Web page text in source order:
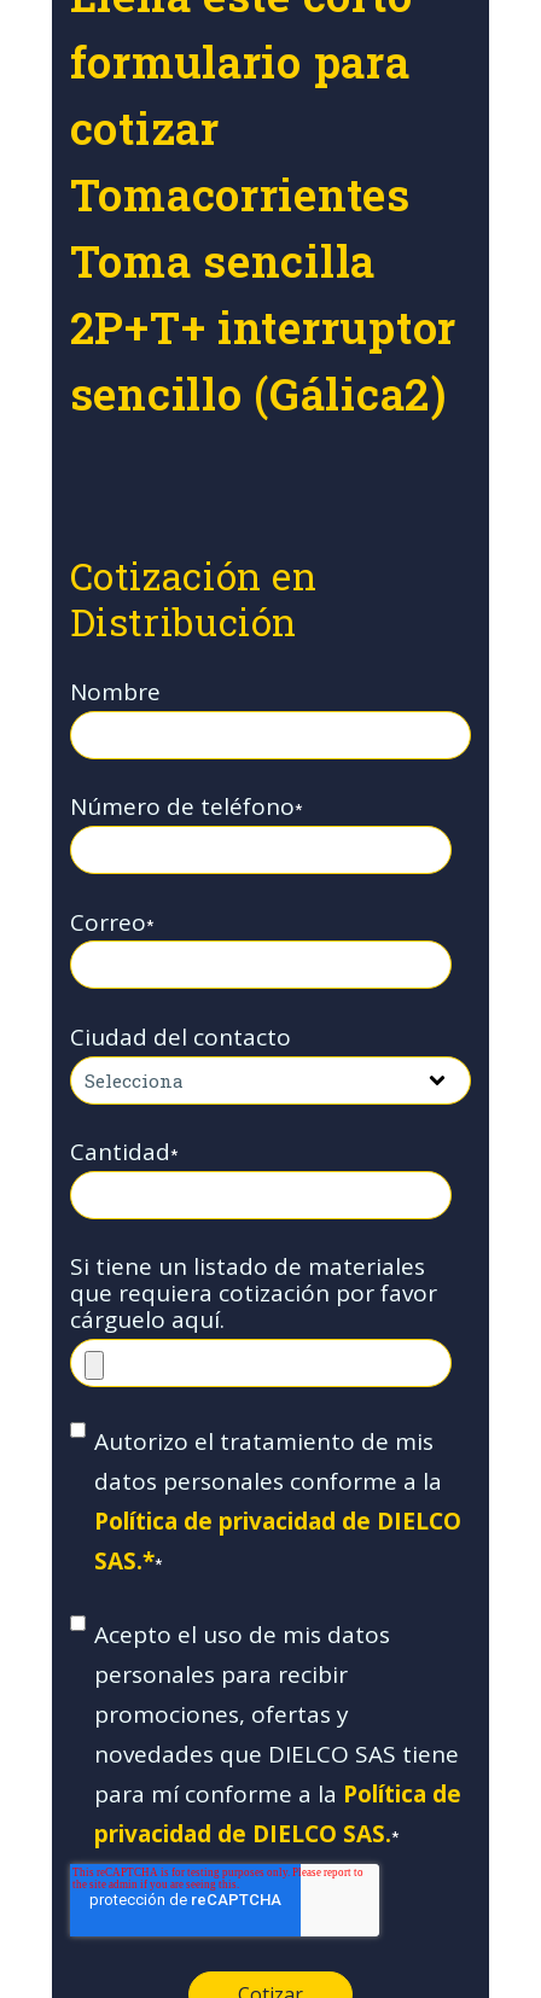
formulario para
cotizar
Tomacorrientes
Toma sencilla
2P+T+ interruptor
sencillo (Gálica2)
Cotización en
Distribución
Nombre
Número de teléfono*
Correo*
Ciudad del contacto
Cantidad*
Si tiene un listado de materiales
que requiera cotización por favor
cárguelo aquí.
Autorizo el tratamiento de mis
datos personales conforme a la
Política de privacidad de DIELCO
SAS.**
Acepto el uso de mis datos
personales para recibir
promociones, ofertas y
novedades que DIELCO SAS tiene
para mí conforme a la Política de
privacidad de DIELCO SAS.*